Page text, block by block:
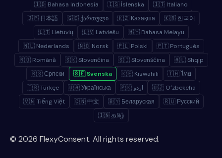
🇮🇩 Bahasa Indonesia
🇮🇸 Íslenska
🇮🇹 Italiano
🇯🇵 日本語
🇬🇪 ქართული 🇰🇿 Қазақша
🇰🇷 한국어
🇱🇹 Lietuvių
🇱🇻 Latviešu
🇲🇾 Bahasa Melayu
🇳🇱 Nederlands
🇳🇴 Norsk 🇵🇱 Polski
🇵🇹 Português
🇷🇴 Română
🇸🇰 Slovenčina 🇸🇮 Slovenščina
🇦🇱 Shqip
🇷🇸 Српски
🇸🇪 Svenska 🇰🇪 Kiswahili
🇹🇭 ไทย
🇹🇷 Türkçe
🇺🇦 Українська 🇵🇰 اردو
🇺🇿 Oʻzbekcha
🇻🇳 Tiếng Việt
🇨🇳 中文 🇧🇾 Беларуская
🇷🇺 Русский
🇮🇳 தமிழ்
© 2026 FlexyConsent. All rights reserved.